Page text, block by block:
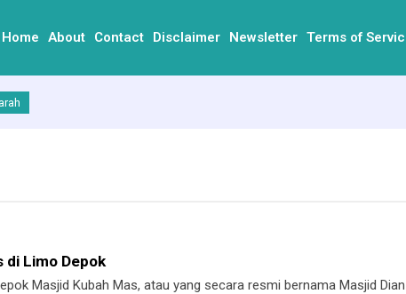
Home About Contact Disclaimer Newsletter Terms of
di Limo Depok
Masjid Kubah Mas, atau yang secara resmi bernama Masjid